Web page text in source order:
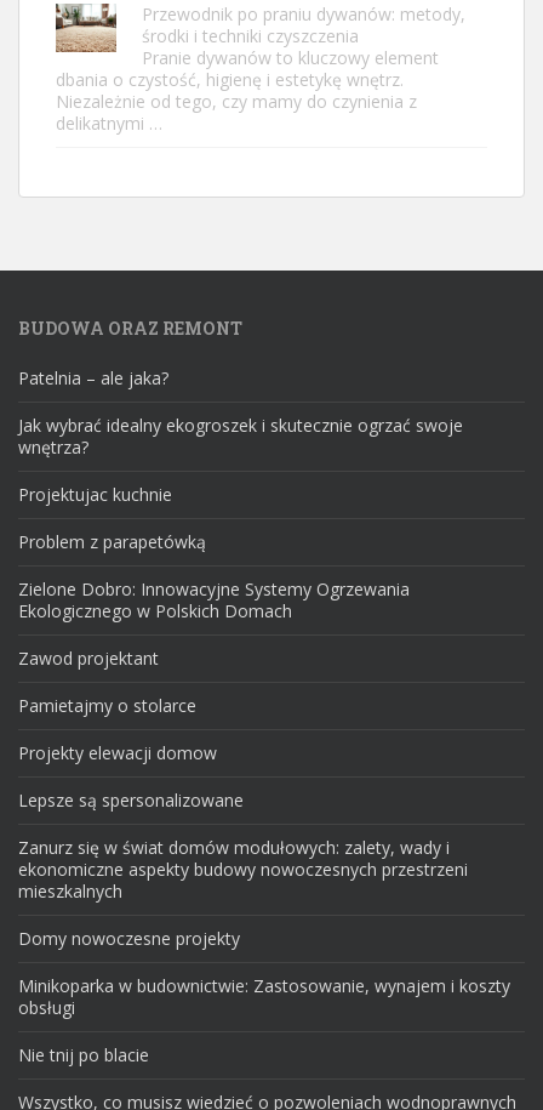
Przewodnik po praniu dywanów: metody,
środki i techniki czyszczenia
Pranie dywanów to kluczowy element
dbania o czystość, higienę i estetykę wnętrz.
Niezależnie od tego, czy mamy do czynienia z
delikatnymi …
BUDOWA ORAZ REMONT
Patelnia – ale jaka?
Jak wybrać idealny ekogroszek i skutecznie ogrzać swoje
wnętrza?
Projektujac kuchnie
Problem z parapetówką
Zielone Dobro: Innowacyjne Systemy Ogrzewania
Ekologicznego w Polskich Domach
Zawod projektant
Pamietajmy o stolarce
Projekty elewacji domow
Lepsze są spersonalizowane
Zanurz się w świat domów modułowych: zalety, wady i
ekonomiczne aspekty budowy nowoczesnych przestrzeni
mieszkalnych
Domy nowoczesne projekty
Minikoparka w budownictwie: Zastosowanie, wynajem i koszty
obsługi
Nie tnij po blacie
Wszystko, co musisz wiedzieć o pozwoleniach wodnoprawnych